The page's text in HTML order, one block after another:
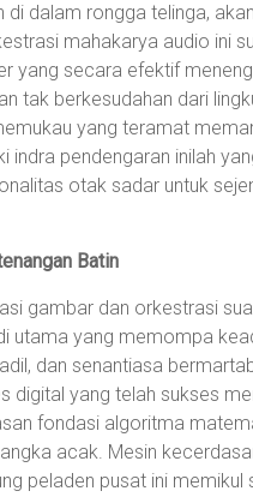
di dalam rongga telinga,
mahakarya audio ini
yang secara efektif
tak berkesudahan dari
yang teramat
pendengaran inilah
otak sadar untuk
Batin
gambar dan orkestrasi
utama yang memompa
dan senantiasa
digital yang telah sukses
fondasi algoritma
acak. Mesin
peladen pusat ini memikul